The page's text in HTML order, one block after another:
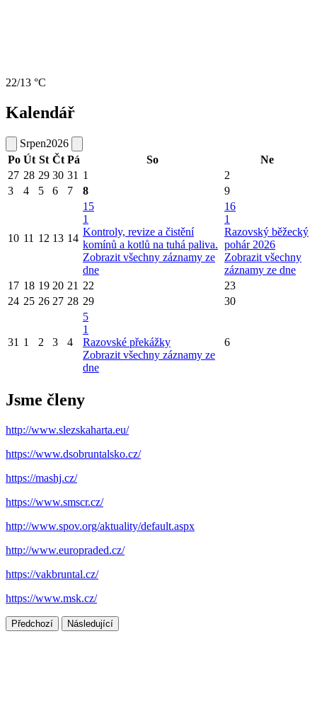
22/13 °C
Kalendář
Srpen2026
Po Út St Čt Pá So
Ne
27 28 29 30 31 1
2
3
4 5 6 7 8 9
10 11 12 13 14
15
1
Kontroly, revize a čistění
komínů a kotlů na tuhá paliva.
Zobrazit všechny záznamy ze
dne
16
1
Razovský běžecký
pohár 2026
Zobrazit všechny
záznamy ze dne
17 18 19 20 21 22
23
24 25 26 27 28 29 30
31 1 2 3 4
5
1
Razovské překážky
Zobrazit všechny záznamy ze
dne
6
Jsme členy
http://www.slezskaharta.eu/
https://www.dsobruntalsko.cz/
https://mashj.cz/
https://www.smscr.cz/
http://www.spov.org/aktuality/default.aspx
http://www.europraded.cz/
https://vakbruntal.cz/
https://www.msk.cz/
Předchozí Následující